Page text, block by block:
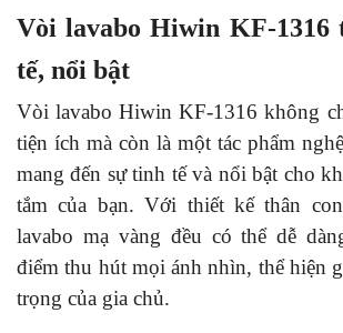
Vòi lavabo Hiwin KF-1316
tế, nổi bật
Vòi lavabo Hiwin KF-1316 không
tiện ích mà còn là một tác phẩm
mang đến sự tinh tế và nổi bật cho
tắm của bạn. Với thiết kế thân
lavabo mạ vàng đều có thể dễ
điểm thu hút mọi ánh nhìn, thể hiện
trọng của gia chủ.